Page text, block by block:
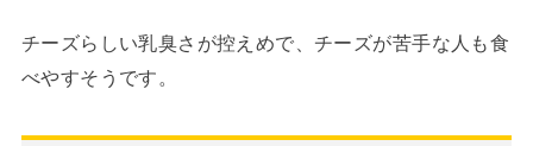
チーズらしい乳臭さが控えめで、チーズが苦手な人も食
べやすそうです。